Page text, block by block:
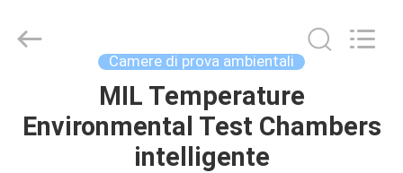
GROUP
LTD.
Camere di prova ambientali
MIL Temperature
Environmental Test Chambers
intelligente